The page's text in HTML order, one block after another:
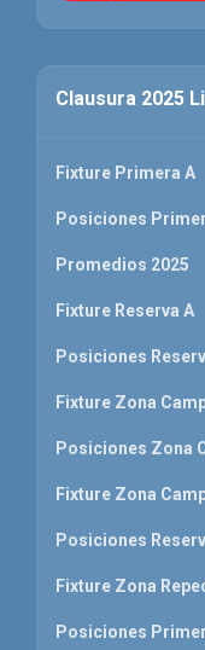
Clausura 2025
Fixture Primera A
Posiciones
Promedios 2025
Fixture Reserva A
Posiciones
Fixture Zona
Posiciones Zona
Fixture Zona
Posiciones
Fixture Zona
Posiciones